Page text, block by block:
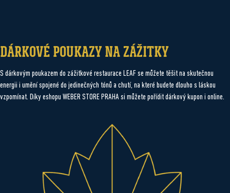
DÁRKOVÉ POUKAZY NA ZÁŽITKY
S dárkovým poukazem do zážitkové restaurace LEAF se můžete těšit na skutečnou
energii i umění spojené do jedinečných tónů a chutí, na které budete dlouho s láskou
vzpomínat. Díky eshopu WEBER STORE PRAHA si můžete pořídit dárkový kupon i online.